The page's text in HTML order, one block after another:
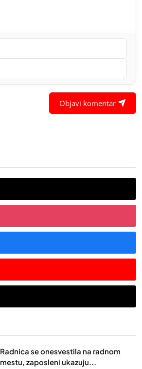
Objavi komentar
Radnica se onesvestila na radnom
mestu, zaposleni ukazuju...